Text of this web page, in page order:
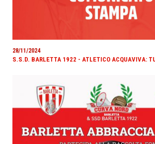
28/11/2024
S.S.D. BARLETTA 1922 - ATLETICO ACQUAVIVA: